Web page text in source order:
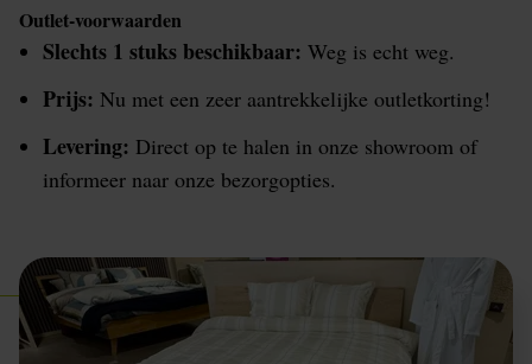
Outlet-voorwaarden
Slechts 1 stuks beschikbaar: Weg is echt weg.
Prijs: Nu met een zeer aantrekkelijke outletkorting!
Levering: Direct op te halen in onze showroom of
informeer naar onze bezorgopties.